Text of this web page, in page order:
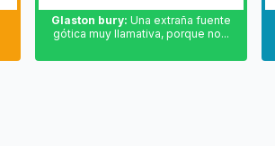
Glaston bury: Una extraña fuente
gótica muy llamativa, porque no...